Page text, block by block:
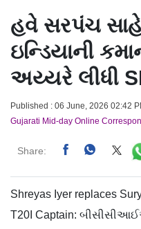
હવે સરપંચ
ઇન્ડિયાની
અય્યરે લીધી
Published : 06 June, 2026 02:42
Gujarati Mid-day Online
Share:
Shreyas Iyer replaces
T20I Captain: